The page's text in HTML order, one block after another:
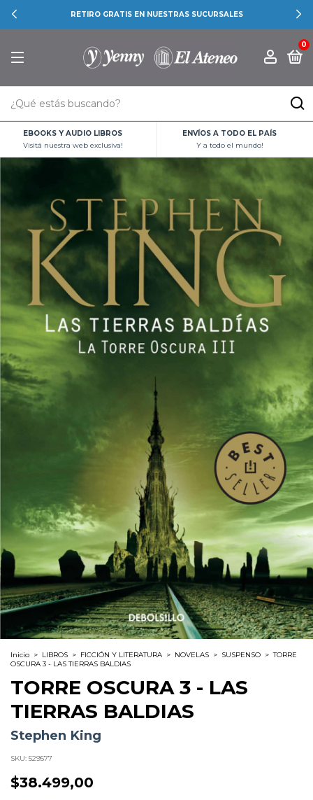
RETIRO GRATIS EN NUESTRAS SUCURSALES
0
EBOOKS Y AUDIO LIBROS
Visitá nuestra web exclusiva!
ENVÍOS A TODO EL PAÍS
Y a todo el mundo!
Inicio > LIBROS > FICCIÓN Y LITERATURA > NOVELAS > SUSPENSO > TORRE
OSCURA 3 - LAS TIERRAS BALDIAS
TORRE OSCURA 3 - LAS
TIERRAS BALDIAS
Stephen King
SKU: 529577
$38.499,00